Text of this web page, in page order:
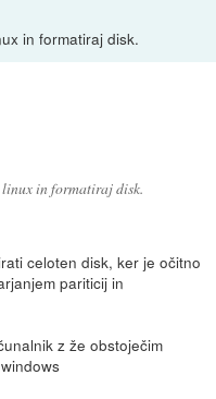
in formatiraj disk.
in formatiraj disk.
celoten disk, ker je očitno
pariticij in
z že obstoječim